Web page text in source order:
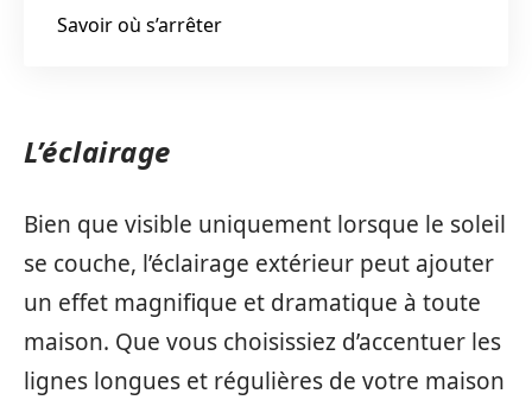
Savoir où s’arrêter
L’éclairage
Bien que visible uniquement lorsque le soleil
se couche, l’éclairage extérieur peut ajouter
un effet magnifique et dramatique à toute
maison. Que vous choisissiez d’accentuer les
lignes longues et régulières de votre maison